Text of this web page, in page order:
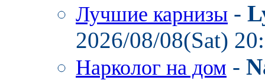
Лучшие карнизы -
2026/08/08(Sat)
Нарколог на дом -